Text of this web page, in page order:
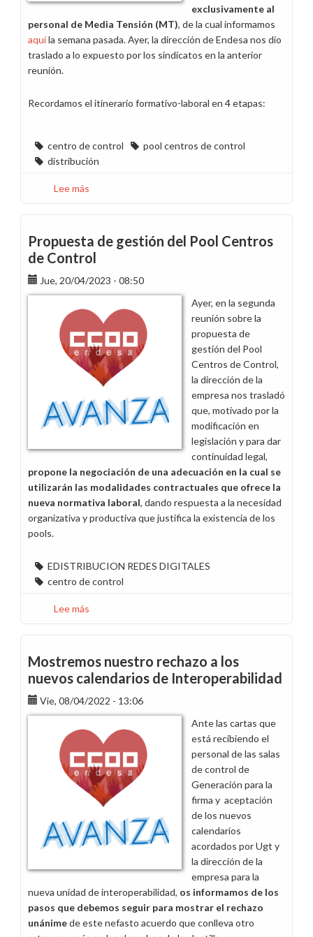
exclusivamente al
personal de Media Tensión (MT), de la cual informamos
aquíla semana pasada. Ayer, la dirección de Endesa nos dio
traslado a lo expuesto por los sindicatos en la anterior
reunión.
Recordamos el itinerario formativo-laboral en 4 etapas:
centro de control
pool centros de control
distribución
Lee más
negociación
de
la
propuesta
de
gestión
del
Pool
Centros
de
Control
Propuesta de gestión del Pool Centros
de Control
Jue, 20/04/2023 - 08:50
Ayer, en la segunda
reunión sobre la
propuesta de
gestión del Pool
Centros de Control,
la dirección de la
empresa nos trasladó
que, motivado por la
modificación en
legislación y para dar
continuidad legal,
propone la negociación de una adecuación en la cual se
utilizarán las modalidades contractuales que ofrece la
nueva normativa laboral, dando respuesta a la necesidad
organizativa y productiva que justifica la existencia de los
pools.
EDISTRIBUCION REDES DIGITALES
centro de control
Lee más
del
Pool
Centros
de
Control
Mostremos nuestro rechazo a los
nuevos calendarios de Interoperabilidad
Vie, 08/04/2022 - 13:06
Ante las cartas que
está recibiendo el
personal de las salas
de control de
Generación para la
firma y aceptación
de los nuevos
calendarios
acordados por Ugt y
la dirección de la
empresa para la
nueva unidad de interoperabilidad, os informamos de los
pasos que debemos seguir para mostrar el rechazo
unánimede este nefasto acuerdo que conlleva otro